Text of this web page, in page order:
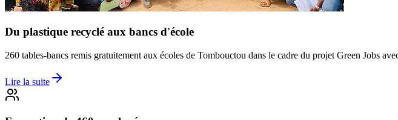
Du plastique recyclé aux bancs d'école
260 tables-bancs remis gratuitement aux écoles de Tombouctou dans le cadre du projet Green Jobs
Lire la suite